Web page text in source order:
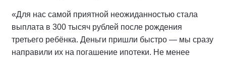
«Для нас самой приятной неожиданностью стала
выплата в 300 тысяч рублей после рождения
третьего ребёнка. Деньги пришли быстро — мы сразу
направили их на погашение ипотеки. Не менее